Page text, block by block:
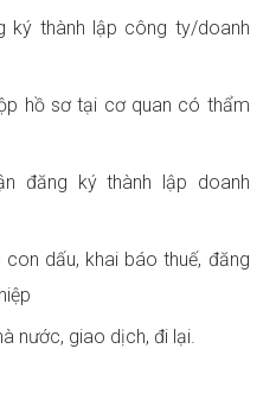
ký thành lập công ty/doanh
hồ sơ tại cơ quan có thẩm
đăng ký thành lập doanh
dấu, khai báo thuế, đăng
nước, giao dịch, đi lại.